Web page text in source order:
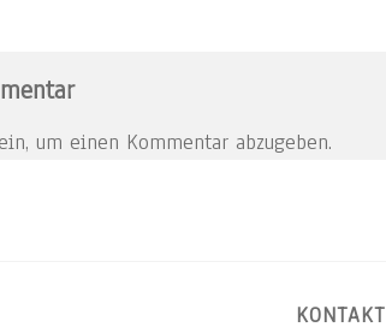
um einen Kommentar abzugeben.
KONTAKT